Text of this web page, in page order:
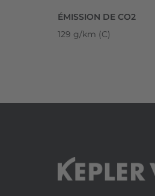
ÉMISSION DE CO2
129 g/km (C)